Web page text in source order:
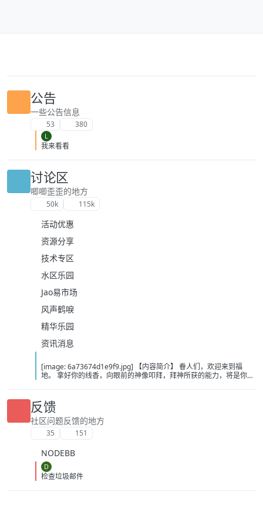
公告
一些公告信息
53 380
L
我来看看
讨论区
唧唧歪歪的地方
50k 115k
活动优惠
资源分享
技术专区
水区乐园
Jao易市场
风声鹤唳
精华乐园
资讯消息
[image: 6a73674d1e9f9.jpg] 【内容简介】 眷人们，欢迎来到福
地。 拿好你的线香，向眼前的神像叩拜，拜神所获的能力，将是你们
悲剧轮回…… 【作者简介】 作者：幻梦猎人，起点中文网作者，代表
作品：《灾厄收容所》《诡异分解指南》《天灾疯人院》《基因收容
所》等 【下载地址】 百度：
https://pan.baidu.com/s/1CTpsB1_Ju5NwzAhO0MvwZQ?pwd=9a1v
夸克：https://pan.quark.cn/s/ffe07719ebb3?pwd=aUYh 移动：
反馈
社区问题反馈的地方
35 151
NODEBB
D
检查垃圾邮件